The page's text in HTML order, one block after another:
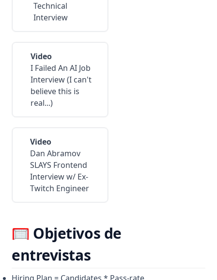
Technical
Interview
Video
I Failed An AI Job
Interview (I can't
believe this is
real...)
Video
Dan Abramov
SLAYS Frontend
Interview w/ Ex-
Twitch Engineer
🥅 Objetivos de
entrevistas